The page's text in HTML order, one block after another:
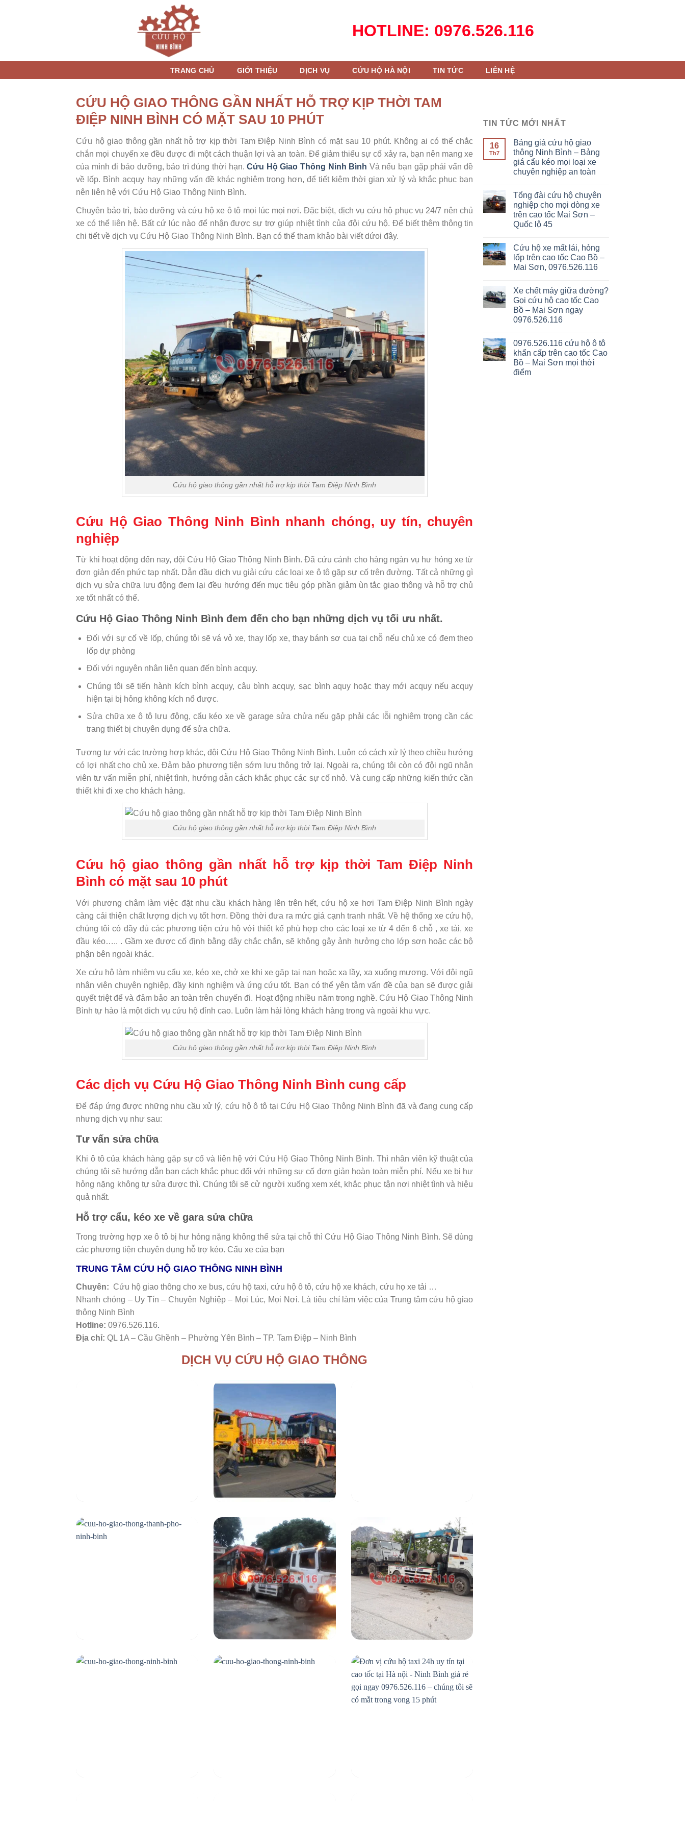
HOTLINE: 0976.526.116
TRANG CHỦ GIỚI THIỆU DỊCH VỤ CỨU HỘ HÀ NỘI TIN TỨC LIÊN HỆ
CỨU HỘ GIAO THÔNG GẦN NHẤT HỖ TRỢ KỊP THỜI TAM
ĐIỆP NINH BÌNH CÓ MẶT SAU 10 PHÚT
Cứu hộ giao thông gần nhất hỗ trợ kịp thời Tam Điệp Ninh Bình có mặt sau 10 phút. Không ai có thể chắc
chắn mọi chuyến xe đều được đi một cách thuận lợi và an toàn. Để giảm thiểu sự cố xảy ra, bạn nên mang xe
của mình đi bảo dưỡng, bảo trì đúng thời hạn.Cứu Hộ Giao Thông Ninh Bình Và nếu bạn gặp phải vấn đề
về lốp. Bình acquy hay những vấn đề khác nghiêm trọng hơn, để tiết kiệm thời gian xử lý và khắc phục bạn
nên liên hệ với Cứu Hộ Giao Thông Ninh Bình.
Chuyên bảo trì, bào dưỡng và cứu hộ xe ô tô mọi lúc mọi nơi. Đặc biệt, dịch vụ cứu hộ phục vụ 24/7 nên chủ
xe có thể liên hệ. Bất cứ lúc nào để nhận được sự trợ giúp nhiệt tình của đội cứu hộ. Để biết thêm thông tin
chi tiết về dịch vụ Cứu Hộ Giao Thông Ninh Bình. Bạn có thể tham khảo bài viết dứoi đây.
Cứu hộ giao thông gần nhất hỗ trợ kịp thời Tam Điệp Ninh Bình
Cứu Hộ Giao Thông Ninh Bình nhanh chóng, uy tín, chuyên
nghiệp
Từ khi hoạt động đến nay, đội Cứu Hộ Giao Thông Ninh Bình. Đã cứu cánh cho hàng ngàn vụ hư hỏng xe từ
đơn giản đến phức tạp nhất. Dẫn đầu dịch vụ giải cứu các loại xe ô tô gặp sự cố trên đường. Tất cả những gì
dịch vụ sửa chữa lưu động đem lại đều hướng đến mục tiêu góp phần giảm ùn tắc giao thông và hỗ trợ chủ
xe tốt nhất có thể.
Cứu Hộ Giao Thông Ninh Bình đem đến cho bạn những dịch vụ tối ưu nhất.
Đối với sự cố về lốp, chúng tôi sẽ vá vỏ xe, thay lốp xe, thay bánh sơ cua tại chỗ nếu chủ xe có đem theo
lốp dự phòng
Đối với nguyên nhân liên quan đến bình acquy.
Chúng tôi sẽ tiến hành kích bình acquy, câu bình acquy, sạc bình aquy hoặc thay mới acquy nếu acquy
hiện tại bị hỏng không kích nổ được.
Sửa chữa xe ô tô lưu động, cẩu kéo xe về garage sửa chửa nếu gặp phải các lỗi nghiêm trọng cần các
trang thiết bị chuyên dụng để sửa chữa.
Tương tự với các trường hợp khác, đội Cứu Hộ Giao Thông Ninh Bình. Luôn có cách xử lý theo chiều hướng
có lợi nhất cho chủ xe. Đảm bảo phương tiện sớm lưu thông trở lại. Ngoài ra, chúng tôi còn có đội ngũ nhân
viên tư vấn miễn phí, nhiệt tình, hướng dẫn cách khắc phục các sự cố nhỏ. Và cung cấp những kiến thức cần
thiết khi đi xe cho khách hàng.
Cứu hộ giao thông gần nhất hỗ trợ kịp thời Tam Điệp Ninh Bình
Cứu hộ giao thông gần nhất hỗ trợ kịp thời Tam Điệp Ninh
Bình có mặt sau 10 phút
Với phương châm làm việc đặt nhu cầu khách hàng lên trên hết, cứu hộ xe hơi Tam Điệp Ninh Bình ngày
càng cải thiện chất lượng dịch vụ tốt hơn. Đồng thời đưa ra mức giá cạnh tranh nhất. Về hệ thống xe cứu hộ,
chúng tôi có đầy đủ các phương tiện cứu hộ với thiết kế phù hợp cho các loại xe từ 4 đến 6 chỗ , xe tải, xe
đầu kéo….. . Gầm xe được cố định bằng dây chắc chắn, sẽ không gây ảnh hưởng cho lớp sơn hoặc các bộ
phận bên ngoài khác.
Xe cứu hộ làm nhiệm vụ cẩu xe, kéo xe, chở xe khi xe gặp tai nạn hoặc xa lầy, xa xuống mương. Với đội ngũ
nhân viên chuyên nghiệp, đầy kinh nghiệm và ứng cứu tốt. Bạn có thể yên tâm vấn đề của bạn sẽ được giải
quyết triệt để và đảm bảo an toàn trên chuyến đi. Hoạt động nhiều năm trong nghề. Cứu Hộ Giao Thông Ninh
Bình tự hào là một dich vụ cứu hộ đỉnh cao. Luôn làm hài lòng khách hàng trong và ngoài khu vực.
Cứu hộ giao thông gần nhất hỗ trợ kịp thời Tam Điệp Ninh Bình
Các dịch vụ Cứu Hộ Giao Thông Ninh Bình cung cấp
Để đáp ứng được những nhu cầu xử lý, cứu hộ ô tô tại Cứu Hộ Giao Thông Ninh Bình đã và đang cung cấp
nhưng dịch vụ như sau:
Tư vấn sửa chữa
Khi ô tô của khách hàng gặp sự cố và liên hệ với Cứu Hộ Giao Thông Ninh Bình. Thì nhân viên kỹ thuật của
chúng tôi sẽ hướng dẫn bạn cách khắc phục đối với những sự cố đơn giản hoàn toàn miễn phí. Nếu xe bị hư
hỏng nặng không tự sửa được thì. Chúng tôi sẽ cử người xuống xem xét, khắc phục tận nơi nhiệt tình và hiệu
quả nhất.
Hỗ trợ cẩu, kéo xe về gara sửa chữa
Trong trường hợp xe ô tô bị hư hỏng nặng không thể sửa tại chỗ thì Cứu Hộ Giao Thông Ninh Bình. Sẽ dùng
các phương tiện chuyên dụng hỗ trợ kéo. Cẩu xe của bạn
TRUNG TÂM CỨU HỘ GIAO THÔNG NINH BÌNH
Chuyên: Cứu hộ giao thông cho xe bus, cứu hộ taxi, cứu hộ ô tô, cứu hộ xe khách, cứu họ xe tải …
Nhanh chóng – Uy Tín – Chuyên Nghiệp – Mọi Lúc, Mọi Nơi. Là tiêu chí làm việc của Trung tâm cứu hộ giao
thông Ninh Bình
Hotline: 0976.526.116.
Địa chỉ: QL 1A – Cầu Ghềnh – Phường Yên Bình – TP. Tam Điệp – Ninh Bình
DỊCH VỤ CỨU HỘ GIAO THÔNG
TIN TỨC MỚI NHẤT
16
Th7
Bảng giá cứu hộ giao
thông Ninh Bình – Bảng
giá cẩu kéo mọi loại xe
chuyên nghiệp an toàn
Tổng đài cứu hộ chuyên
nghiệp cho mọi dòng xe
trên cao tốc Mai Sơn –
Quốc lộ 45
Cứu hộ xe mất lái, hỏng
lốp trên cao tốc Cao Bồ –
Mai Sơn, 0976.526.116
Xe chết máy giữa đường?
Gọi cứu hộ cao tốc Cao
Bồ – Mai Sơn ngay
0976.526.116
0976.526.116 cứu hộ ô tô
khẩn cấp trên cao tốc Cao
Bồ – Mai Sơn mọi thời
điểm